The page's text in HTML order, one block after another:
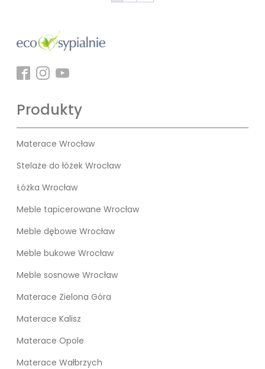
Produkty
Materace Wrocław
Stelaże do łóżek Wrocław
Łóżka Wrocław
Meble tapicerowane Wrocław
Meble dębowe Wrocław
Meble bukowe Wrocław
Meble sosnowe Wrocław
Materace Zielona Góra
Materace Kalisz
Materace Opole
Materace Wałbrzych